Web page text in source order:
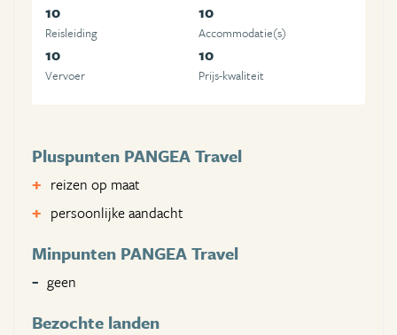
10
Reisleiding
10
Accommodatie(s)
10
Vervoer
10
Prijs-kwaliteit
Pluspunten PANGEA Travel
reizen op maat
persoonlijke aandacht
Minpunten PANGEA Travel
geen
Bezochte landen